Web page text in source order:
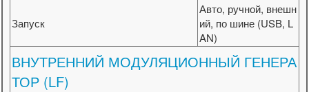
Запуск
Авто, ручной, внешн
ий, по шине (USB, L
AN)
ВНУТРЕННИЙ МОДУЛЯЦИОННЫЙ ГЕНЕРА
ТОР (LF)